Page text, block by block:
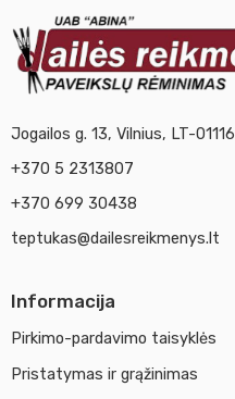
Jogailos g. 13, Vilnius, LT-01116
+370 5 2313807
+370 699 30438
teptukas@dailesreikmenys.lt
Informacija
Pirkimo-pardavimo taisyklės
Pristatymas ir grąžinimas